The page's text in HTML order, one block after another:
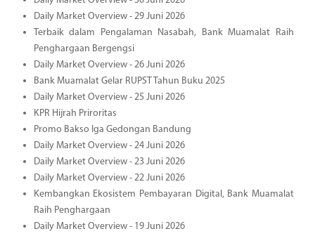
Daily Market Overview - 29 Juni 2026
Terbaik dalam Pengalaman Nasabah, Bank Muamalat Raih
Penghargaan Bergengsi
Daily Market Overview - 26 Juni 2026
Bank Muamalat Gelar RUPST Tahun Buku 2025
Daily Market Overview - 25 Juni 2026
KPR Hijrah Priroritas
Promo Bakso Iga Gedongan Bandung
Daily Market Overview - 24 Juni 2026
Daily Market Overview - 23 Juni 2026
Daily Market Overview - 22 Juni 2026
Kembangkan Ekosistem Pembayaran Digital, Bank Muamalat
Raih Penghargaan
Daily Market Overview - 19 Juni 2026